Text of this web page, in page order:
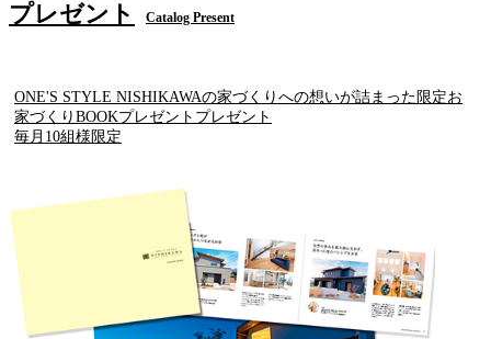
プレゼント
Catalog Present
ONE'S STYLE NISHIKAWAの家づくりへの想いが詰まった限定お
家づくりBOOKプレゼントプレゼント
毎月10組様限定